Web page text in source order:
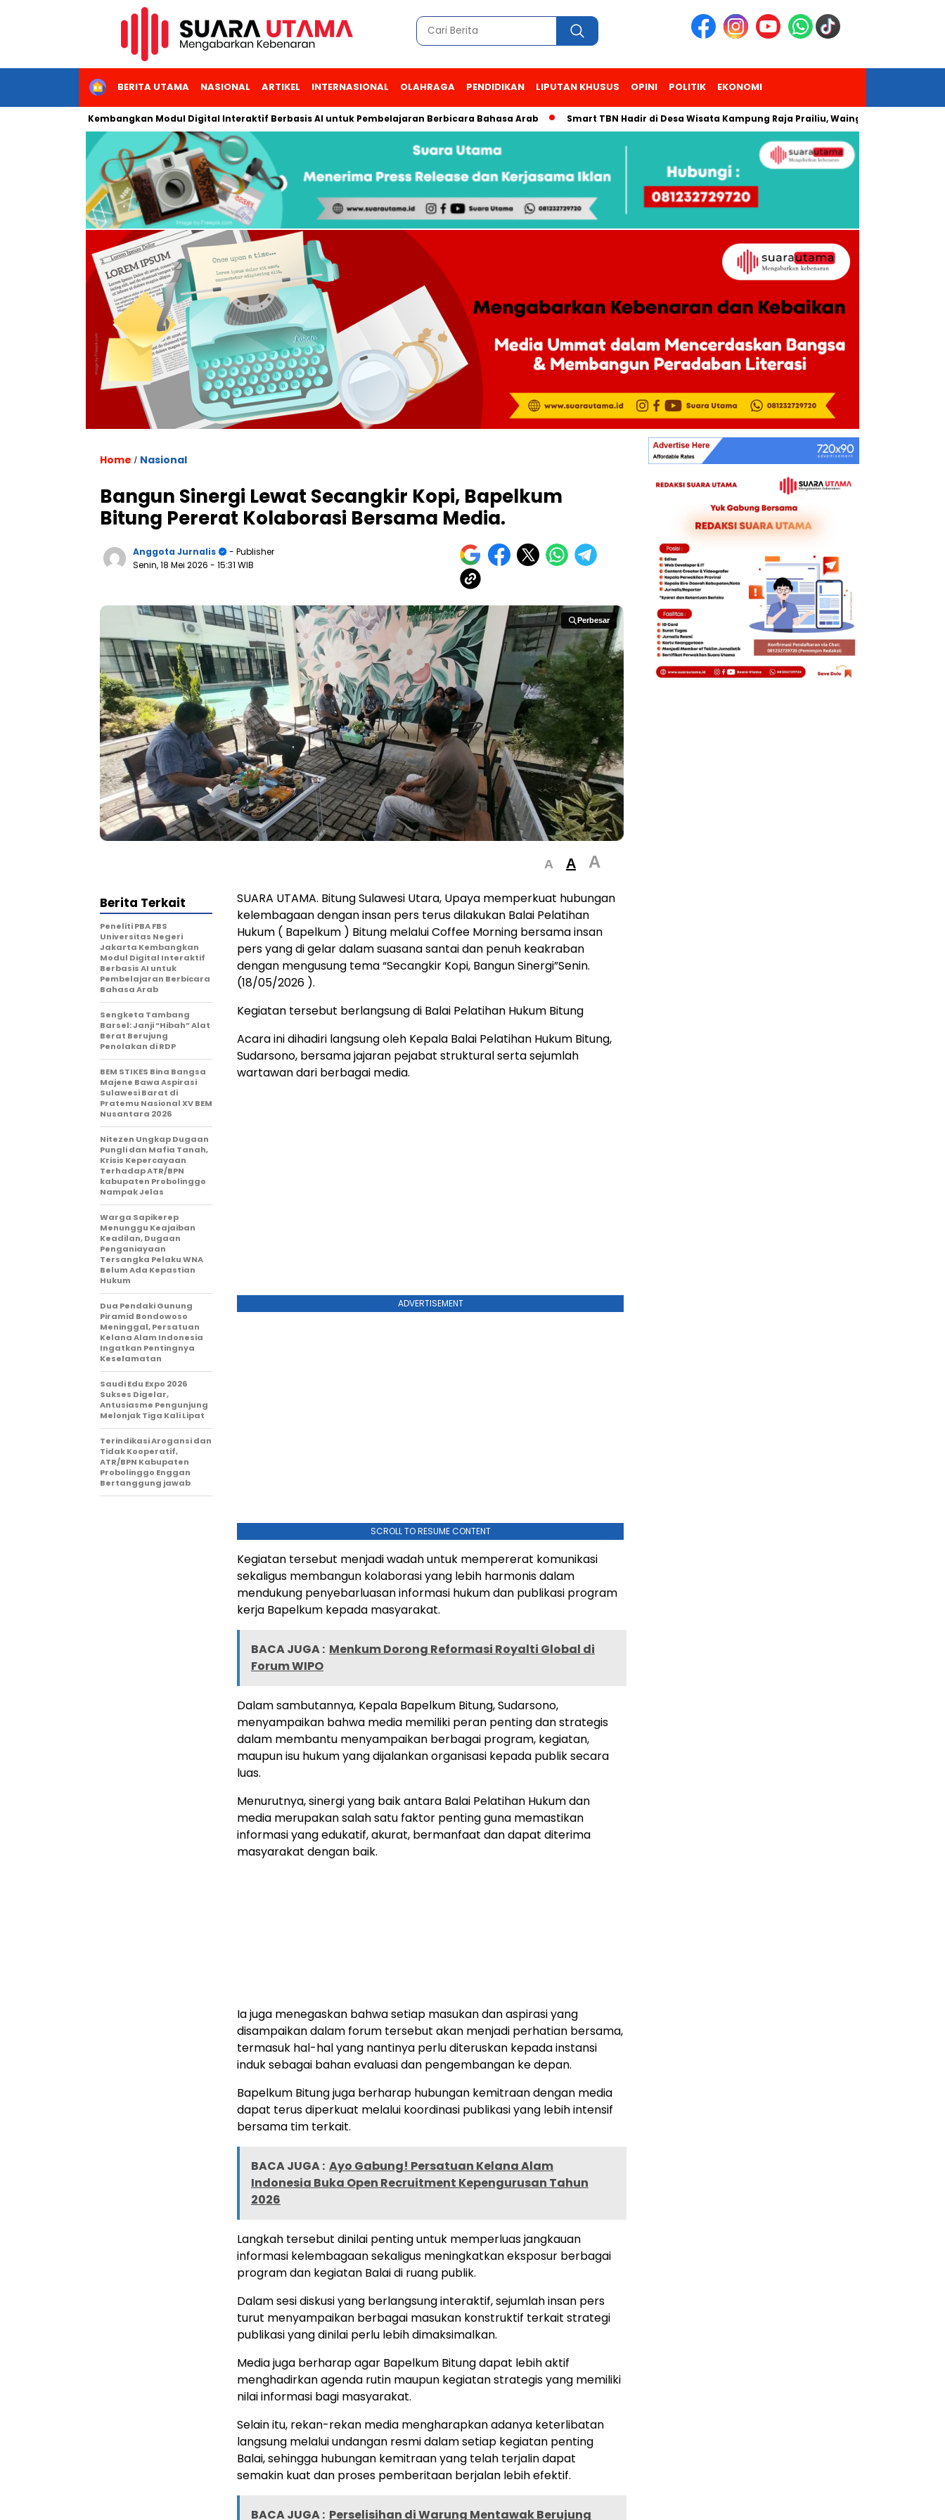
HOMEBERITA UTAMA NASIONAL ARTIKEL INTERNASIONAL OLAHRAGA PENDIDIKAN LIPUTAN KHUSUS OPINI POLITIK EKONOMI
Jakarta Kembangkan Modul Digital Interaktif Berbasis AI untuk Pembelajaran Berbicara Bahasa Arab Smart TBN Hadir di Desa Wisata Kampung Raja Prailiu, Waingapu!
Home / Nasional
Bangun Sinergi Lewat Secangkir Kopi, Bapelkum
Bitung Pererat Kolaborasi Bersama Media.
Anggota Jurnalis
- Publisher
Senin, 18 Mei 2026 - 15:31 WIB
Perbesar
Perbesar
A A A
SUARA UTAMA. Bitung Sulawesi Utara, Upaya memperkuat hubungan
kelembagaan dengan insan pers terus dilakukan Balai Pelatihan
Hukum ( Bapelkum ) Bitung melalui Coffee Morning bersama insan
pers yang di gelar dalam suasana santai dan penuh keakraban
dengan mengusung tema “Secangkir Kopi, Bangun Sinergi”Senin.
(18/05/2026 ).
Kegiatan tersebut berlangsung di Balai Pelatihan Hukum Bitung
Acara ini dihadiri langsung oleh Kepala Balai Pelatihan Hukum Bitung,
Sudarsono, bersama jajaran pejabat struktural serta sejumlah
wartawan dari berbagai media.
ADVERTISEMENT
SCROLL TO RESUME CONTENT
Kegiatan tersebut menjadi wadah untuk mempererat komunikasi
sekaligus membangun kolaborasi yang lebih harmonis dalam
mendukung penyebarluasan informasi hukum dan publikasi program
kerja Bapelkum kepada masyarakat.
BACA JUGA : Menkum Dorong Reformasi Royalti Global di
Forum WIPO
Dalam sambutannya, Kepala Bapelkum Bitung, Sudarsono,
menyampaikan bahwa media memiliki peran penting dan strategis
dalam membantu menyampaikan berbagai program, kegiatan,
maupun isu hukum yang dijalankan organisasi kepada publik secara
luas.
Menurutnya, sinergi yang baik antara Balai Pelatihan Hukum dan
media merupakan salah satu faktor penting guna memastikan
informasi yang edukatif, akurat, bermanfaat dan dapat diterima
masyarakat dengan baik.
Ia juga menegaskan bahwa setiap masukan dan aspirasi yang
disampaikan dalam forum tersebut akan menjadi perhatian bersama,
termasuk hal-hal yang nantinya perlu diteruskan kepada instansi
induk sebagai bahan evaluasi dan pengembangan ke depan.
Bapelkum Bitung juga berharap hubungan kemitraan dengan media
dapat terus diperkuat melalui koordinasi publikasi yang lebih intensif
bersama tim terkait.
BACA JUGA : Ayo Gabung! Persatuan Kelana Alam
Indonesia Buka Open Recruitment Kepengurusan Tahun
2026
Langkah tersebut dinilai penting untuk memperluas jangkauan
informasi kelembagaan sekaligus meningkatkan eksposur berbagai
program dan kegiatan Balai di ruang publik.
Dalam sesi diskusi yang berlangsung interaktif, sejumlah insan pers
turut menyampaikan berbagai masukan konstruktif terkait strategi
publikasi yang dinilai perlu lebih dimaksimalkan.
Media juga berharap agar Bapelkum Bitung dapat lebih aktif
menghadirkan agenda rutin maupun kegiatan strategis yang memiliki
nilai informasi bagi masyarakat.
Selain itu, rekan-rekan media mengharapkan adanya keterlibatan
langsung melalui undangan resmi dalam setiap kegiatan penting
Balai, sehingga hubungan kemitraan yang telah terjalin dapat
semakin kuat dan proses pemberitaan berjalan lebih efektif.
BACA JUGA : Perselisihan di Warung Mentawak Berujung
Berita Terkait
Peneliti PBA FBS
Universitas Negeri
Jakarta Kembangkan
Modul Digital Interaktif
Berbasis AI untuk
Pembelajaran Berbicara
Bahasa Arab
Sengketa Tambang
Barsel: Janji “Hibah” Alat
Berat Berujung
Penolakan di RDP
BEM STIKES Bina Bangsa
Majene Bawa Aspirasi
Sulawesi Barat di
Pratemu Nasional XV BEM
Nusantara 2026
Nitezen Ungkap Dugaan
Pungli dan Mafia Tanah,
Krisis Kepercayaan
Terhadap ATR/BPN
kabupaten Probolinggo
Nampak Jelas
Warga Sapikerep
Menunggu Keajaiban
Keadilan, Dugaan
Penganiayaan
Tersangka Pelaku WNA
Belum Ada Kepastian
Hukum
Dua Pendaki Gunung
Piramid Bondowoso
Meninggal, Persatuan
Kelana Alam Indonesia
Ingatkan Pentingnya
Keselamatan
Saudi Edu Expo 2026
Sukses Digelar,
Antusiasme Pengunjung
Melonjak Tiga Kali Lipat
Terindikasi Arogansi dan
Tidak Kooperatif,
ATR/BPN Kabupaten
Probolinggo Enggan
Bertanggung jawab